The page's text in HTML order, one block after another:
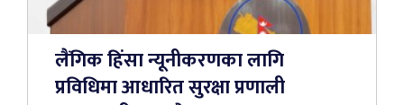
लैंगिक हिंसा न्यूनीकरणका लागि
प्रविधिमा आधारित सुरक्षा प्रणाली